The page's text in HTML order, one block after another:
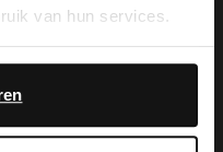
van hun services.